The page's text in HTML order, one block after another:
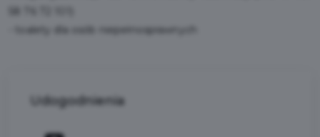
- toalety dla osób niepełnosprawnych
Udogodnienia